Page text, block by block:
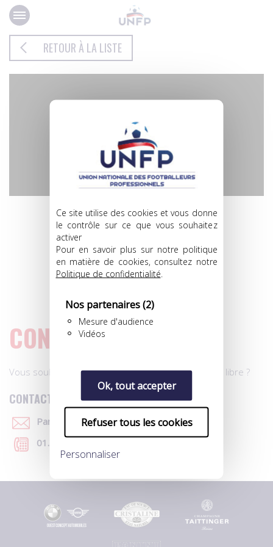
Panneau de gestion des cookies
Ce site utilise des cookies et vous donne
le contrôle sur ce que vous souhaitez
activer
Pour en savoir plus sur notre politique
en matière de cookies, consultez notre
Politique de confidentialité
Nos partenaires(2)
Mesure d'audience
Vidéos
Ok, tout accepter
Refuser tous les cookies
Personnaliser
RETOUR À LA LISTE
MATÉO
CIANCHETTI
MILIEU
Né le 20/08/2004
CONTACT
Vous souhaitez des renseignements sur un joueur libre ?
CONTACTEZ-NOUS
Par e-mail
01.40.39.91.07